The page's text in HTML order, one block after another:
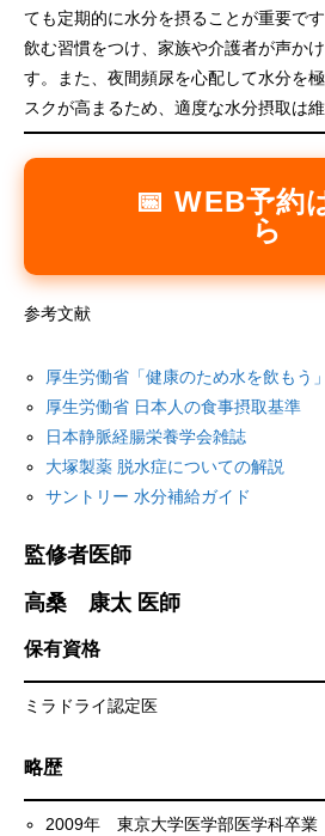
ても定期的に水分を摂ることが重要で
飲む習慣をつけ、家族や介護者が声か
す。また、夜間頻尿を心配して水分を
スクが高まるため、適度な水分摂取は維
📅 WEB予約
ら
参考文献
厚生労働省「健康のため水を飲もう
厚生労働省 日本人の食事摂取基準
日本静脈経腸栄養学会雑誌
大塚製薬 脱水症についての解説
サントリー 水分補給ガイド
監修者医師
高桑 康太 医師
保有資格
ミラドライ認定医
略歴
2009年 東京大学医学部医学科卒業